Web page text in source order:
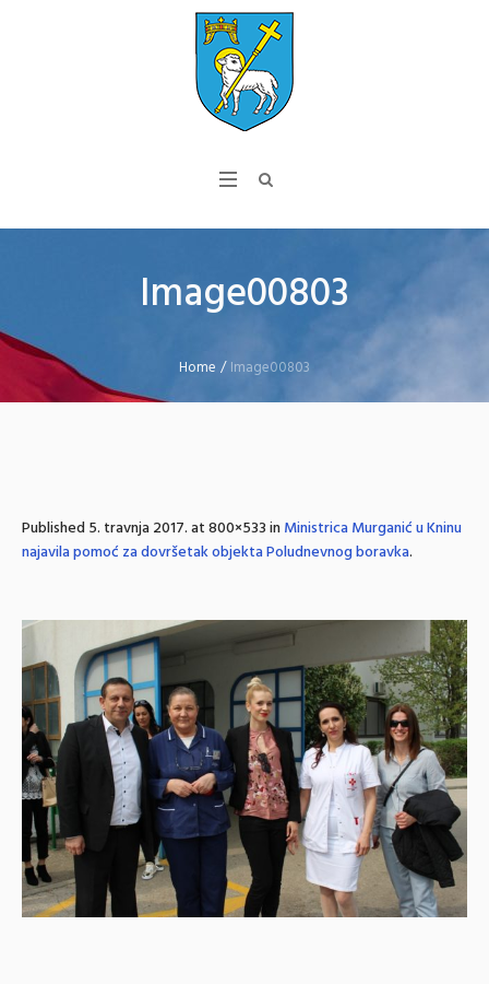
Image00803
Home /Image00803
Published5. travnja 2017.at 800×533 inMinistrica Murganić u Kninu
najavila pomoć za dovršetak objekta Poludnevnog boravka.